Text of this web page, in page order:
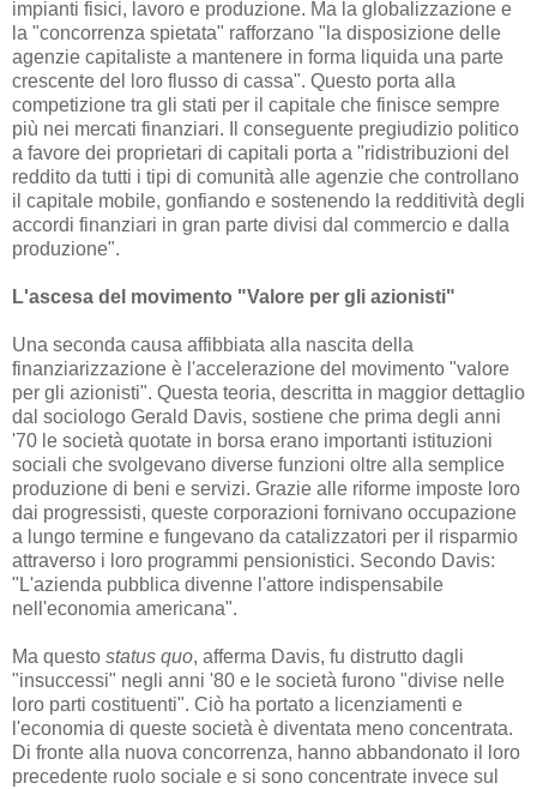
impianti fisici, lavoro e produzione. Ma la globalizzazione e
la "concorrenza spietata" rafforzano "la disposizione delle
agenzie capitaliste a mantenere in forma liquida una parte
crescente del loro flusso di cassa". Questo porta alla
competizione tra gli stati per il capitale che finisce sempre
più nei mercati finanziari. Il conseguente pregiudizio politico
a favore dei proprietari di capitali porta a "ridistribuzioni del
reddito da tutti i tipi di comunità alle agenzie che controllano
il capitale mobile, gonfiando e sostenendo la redditività degli
accordi finanziari in gran parte divisi dal commercio e dalla
produzione".
L'ascesa del movimento "Valore per gli azionisti"
Una seconda causa affibbiata alla nascita della
finanziarizzazione è l'accelerazione del movimento "valore
per gli azionisti". Questa teoria, descritta in maggior dettaglio
dal sociologo Gerald Davis, sostiene che prima degli anni
'70 le società quotate in borsa erano importanti istituzioni
sociali che svolgevano diverse funzioni oltre alla semplice
produzione di beni e servizi. Grazie alle riforme imposte loro
dai progressisti, queste corporazioni fornivano occupazione
a lungo termine e fungevano da catalizzatori per il risparmio
attraverso i loro programmi pensionistici. Secondo Davis:
"L'azienda pubblica divenne l'attore indispensabile
nell'economia americana".
Ma questo status quo, afferma Davis, fu distrutto dagli
"insuccessi" negli anni '80 e le società furono "divise nelle
loro parti costituenti". Ciò ha portato a licenziamenti e
l'economia di queste società è diventata meno concentrata.
Di fronte alla nuova concorrenza, hanno abbandonato il loro
precedente ruolo sociale e si sono concentrate invece sul